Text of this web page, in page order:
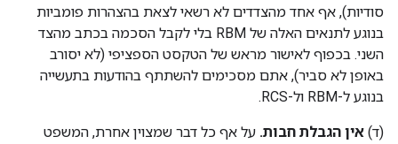
סודיות), אף אחד מהצדדים לא רשאי לצאת בהצהרות פומביות
בנוגע לתנאים האלה של RBM בלי לקבל הסכמה בכתב מהצד
השני. בכפוף לאישור מראש של הטקסט הספציפי (לא יסורב
באופן לא סביר), אתם מסכימים להשתתף בהודעות בתעשייה
בנוגע ל-RBM ול-RCS.
(ד) אין הגבלת חבות. על אף כל דבר שמצוין אחרת, המשפט